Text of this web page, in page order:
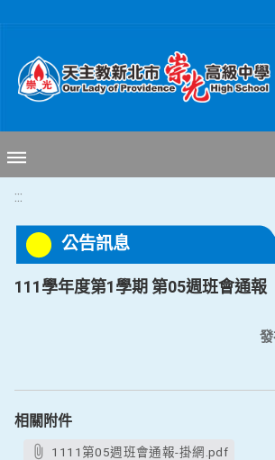
:::
公告訊息
111學年度第1學期 第05週班會通報
發
相關附件
1111第05週班會通報-掛網.pdf